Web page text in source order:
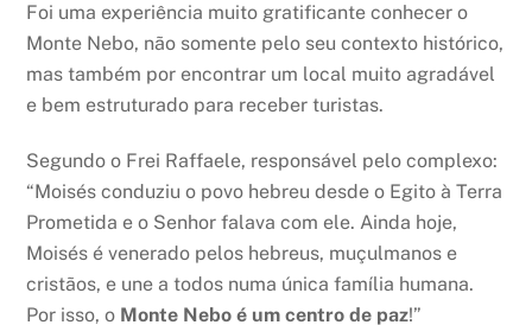
Foi uma experiência muito gratificante conhecer o
Monte Nebo, não somente pelo seu contexto histórico,
mas também por encontrar um local muito agradável
e bem estruturado para receber turistas.
Segundo o Frei Raffaele, responsável pelo complexo:
“Moisés conduziu o povo hebreu desde o Egito à Terra
Prometida e o Senhor falava com ele. Ainda hoje,
Moisés é venerado pelos hebreus, muçulmanos e
cristãos, e une a todos numa única família humana.
Por isso, o Monte Nebo é um centro de paz!”